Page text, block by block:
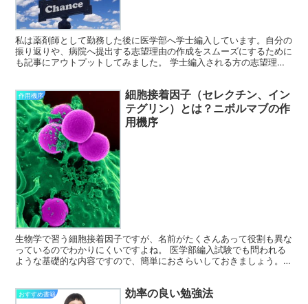
私は薬剤師として勤務した後に医学部へ学士編入しています。自分の
振り返りや、病院へ提出する志望理由の作成をスムーズにするために
も記事にアウトプットしてみました。 学士編入される方の志望理由
作用機序
細胞接着因子（セレクチン、イン
テグリン）とは？ニボルマブの作
用機序
生物学で習う細胞接着因子ですが、名前がたくさんあって役割も異な
っているのでわかりにくいですよね。 医学部編入試験でも問われる
ような基礎的な内容ですので、簡単におさらいしておきましょう。
おすすめ書籍 効率の良い勉強法